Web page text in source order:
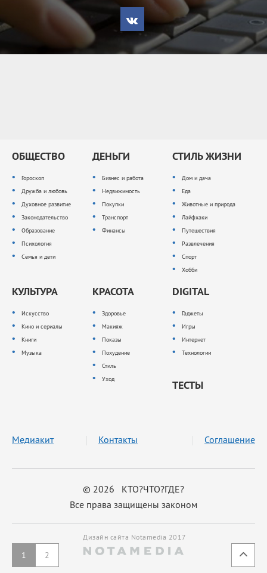
1 2
ОБЩЕСТВО
Гороскоп
Дружба и любовь
Духовное развитие
Законодательство
Образование
Психология
Семья и дети
ДЕНЬГИ
Бизнес и работа
Недвижимость
Покупки
Транспорт
Финансы
СТИЛЬ ЖИЗНИ
Дом и дача
Еда
Животные и природа
Лайфхаки
Путешествия
Развлечения
Спорт
Хобби
КУЛЬТУРА
Искусство
Кино и сериалы
Книги
Музыка
КРАСОТА
Здоровье
Макияж
Показы
Похудение
Стиль
Уход
DIGITAL
Гаджеты
Игры
Интернет
Технологии
ТЕСТЫ
© 2026 КТО?ЧТО?ГДЕ?
Все права защищены законом
Медиакит Контакты Соглашение
Дизайн сайта Notamedia 2017